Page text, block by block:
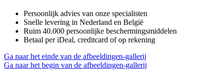
Persoonlijk advies van onze specialisten
Snelle levering in Nederland en België
Ruim 40.000 persoonlijke beschermingsmiddelen
Betaal per iDeal, creditcard of op rekening
Ga naar het einde van de afbeeldingen-gallerij
Ga naar het begin van de afbeeldingen-gallerij